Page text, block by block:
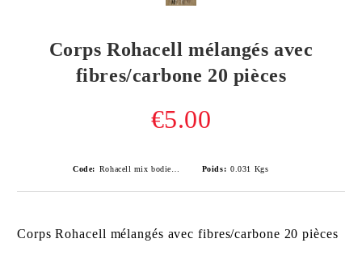
Corps Rohacell mélangés avec
fibres/carbone 20 pièces
€5.00
Code: Poids: 0.031 Kgs
Corps Rohacell mélangés avec fibres/carbone 20 pièces